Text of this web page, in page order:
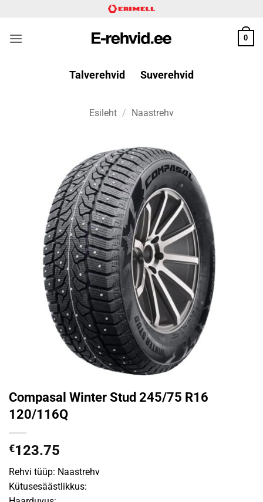
content
0
Talverehvid Suverehvid
Esileht / Naastrehv
Compasal Winter Stud 245/75 R16
120/116Q
€123.75
Rehvi tüüp: Naastrehv
Kütusesäästlikkus: